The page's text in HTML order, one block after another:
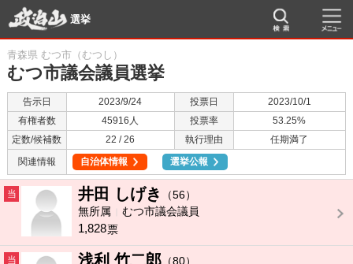
選挙
青森県 むつ市（むつし）
むつ市議会議員選挙
告示日 2023/9/24 投票日
2023/10/1
有権者数
45916人 投票率
53.25%
定数/候補数
22 / 26 執行理由
任期満了
関連情報
自治体情報 選挙公報
当 井田 しげき
（56）
無所属
むつ市議会議員
1,828票
当 浅利 竹二郎 （80）